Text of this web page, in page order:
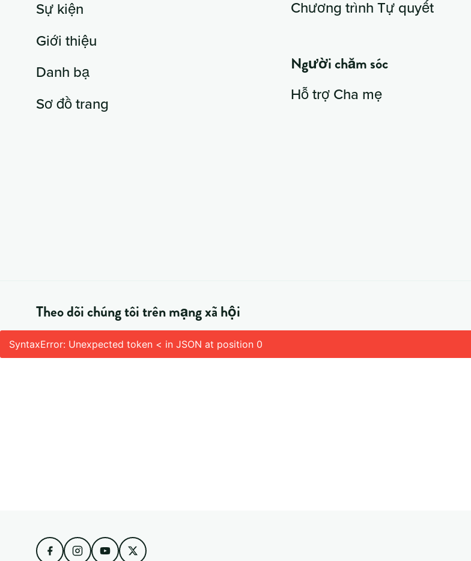
Sự kiện
Giới thiệu
Danh bạ
Sơ đồ trang
Chương trình Tự quyết
Người chăm sóc
Hỗ trợ Cha mẹ
Theo dõi chúng tôi trên mạng xã hội
SyntaxError: Unexpected token < in JSON at position 0